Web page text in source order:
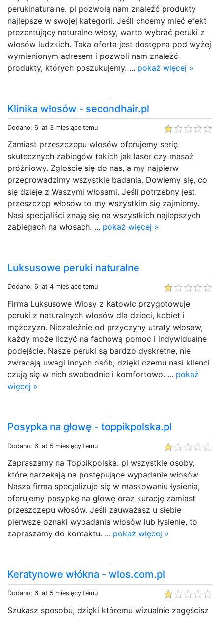
perukinaturalne. pl pozwolą nam znaleźć produkty
najlepsze w swojej kategorii. Jeśli chcemy mieć efekt
prezentujący naturalne włosy, warto wybrać peruki z
włosów ludzkich. Taka oferta jest dostępna pod wyżej
wymienionym adresem i pozwoli nam znaleźć
produkty, których poszukujemy. ... pokaż więcej »
Klinika włosów - secondhair.pl
Dodano: 6 lat 3 miesiące temu
Zamiast przeszczepu włosów oferujemy serię
skutecznych zabiegów takich jak laser czy masaż
próżniowy. Zgłoście się do nas, a my najpierw
przeprowadzimy wszystkie badania. Dowiemy się, co
się dzieje z Waszymi włosami. Jeśli potrzebny jest
przeszczep włosów to my wszystkim się zajmiemy.
Nasi specjaliści znają się na wszystkich najlepszych
zabiegach na włosach. ... pokaż więcej »
Luksusowe peruki naturalne
Dodano: 6 lat 4 miesiące temu
Firma Luksusowe Włosy z Katowic przygotowuje
peruki z naturalnych włosów dla dzieci, kobiet i
mężczyzn. Niezależnie od przyczyny utraty włosów,
każdy może liczyć na fachową pomoc i indywidualne
podejście. Nasze peruki są bardzo dyskretne, nie
zwracają uwagi innych osób, dzięki czemu nasi klienci
czują się w nich swobodnie i komfortowo. ... pokaż
więcej »
Posypka na głowę - toppikpolska.pl
Dodano: 6 lat 5 miesięcy temu
Zapraszamy na Toppikpolska. pl wszystkie osoby,
które narzekają na postępujące wypadanie włosów.
Nasza firma specjalizuje się w maskowaniu łysienia,
oferujemy posypkę na głowę oraz kurację zamiast
przeszczepu włosów. Jeśli zauważasz u siebie
pierwsze oznaki wypadania włosów lub łysienie, to
zapraszamy do kontaktu. ... pokaż więcej »
Keratynowe włókna - wlos.com.pl
Dodano: 6 lat 5 miesięcy temu
Szukasz sposobu, dzięki któremu wizualnie zagęścisz